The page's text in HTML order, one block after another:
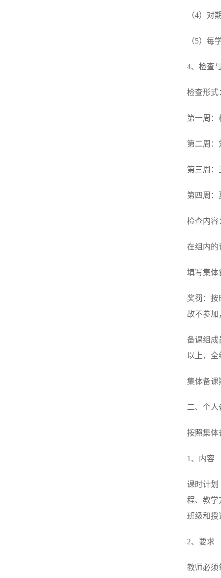
（4）对
（5）每
4、检查
检查形式
第一周：
第二周：
第三周：
第四周：
检查内容
在组内的
填写集体
奖罚：按
故不参加
备课组成
以上，全
集体备课
二、个人
按照集体
1、内容
课时计划
程、教学
班级和授
2、要求
教师必须